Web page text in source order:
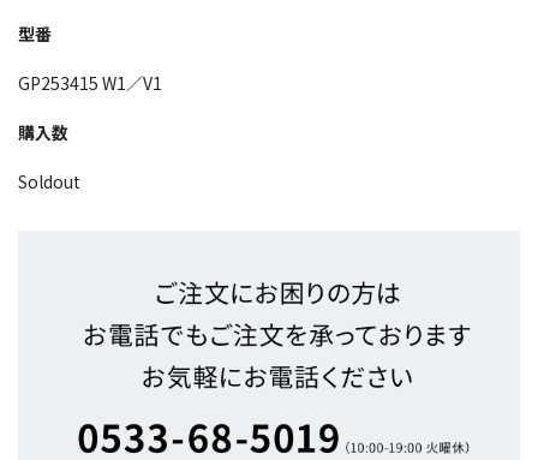
型番
GP253415 W1／V1
購入数
Soldout